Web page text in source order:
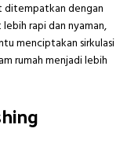
ditempatkan dengan
rapi dan nyaman,
menciptakan sirkulasi
rumah menjadi lebih